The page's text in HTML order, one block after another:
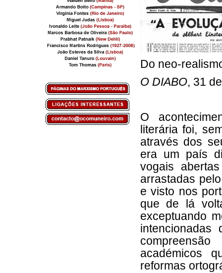
Do neo-
O DIABO, 31
O
literária foi,
através dos
era um país
vogais
arrastadas
e visto nos
que de lá
exceptuando
intencionadas
académicos
reformas